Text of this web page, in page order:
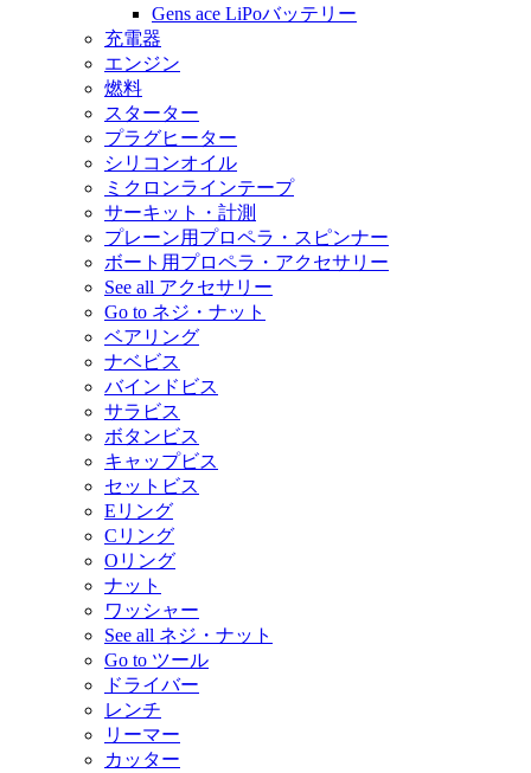
Gens ace LiPoバッテリー
充電器
エンジン
燃料
スターター
プラグヒーター
シリコンオイル
ミクロンラインテープ
サーキット・計測
プレーン用プロペラ・スピンナー
ボート用プロペラ・アクセサリー
See all アクセサリー
Go to ネジ・ナット
ベアリング
ナベビス
バインドビス
サラビス
ボタンビス
キャップビス
セットビス
Eリング
Cリング
Oリング
ナット
ワッシャー
See all ネジ・ナット
Go to ツール
ドライバー
レンチ
リーマー
カッター